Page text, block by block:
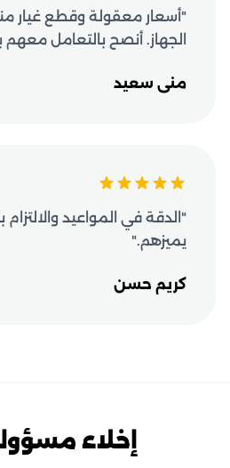
"أسعار معقولة وقطع غيار
الجهاز. أنصح بالتعامل
منى سعيد
"الدقة في المواعيد
يميزهم."
كريم حسن
إخلاء